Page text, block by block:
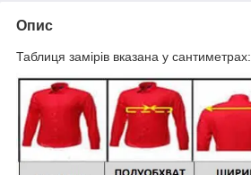
Опис
Таблиця замірів вказана у сантиметрах: